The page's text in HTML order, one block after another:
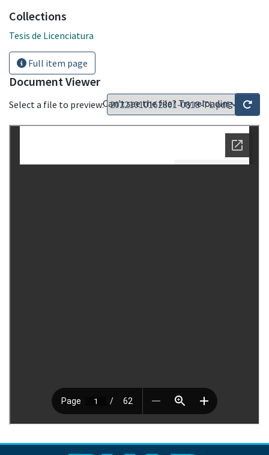
Collections
Tesis de Licenciatura
Full item page
Document Viewer
Select a file to preview:Can't see the file? Try reloading